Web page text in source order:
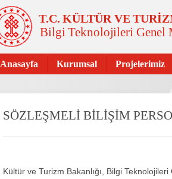
T.C. KÜLTÜR VE
Bilgi Teknolojileri Genel
Anasayfa Kurumsal Projelerimiz
SÖZLEŞMELİ BİLİŞİM
Kültür ve Turizm Bakanlığı, Bilgi